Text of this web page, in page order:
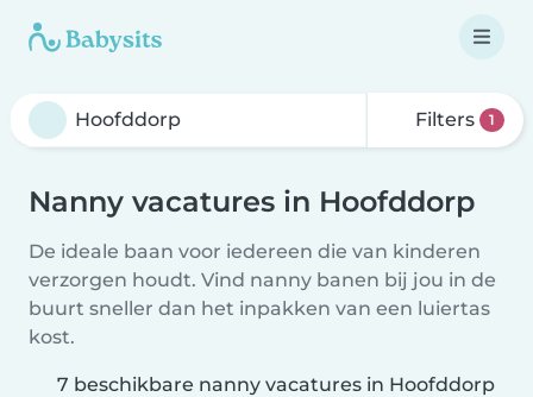
Filters 1
Nanny vacatures in Hoofddorp
De ideale baan voor iedereen die van kinderen
verzorgen houdt. Vind nanny banen bij jou in de
buurt sneller dan het inpakken van een luiertas
kost.
7 beschikbare nanny vacatures in Hoofddorp